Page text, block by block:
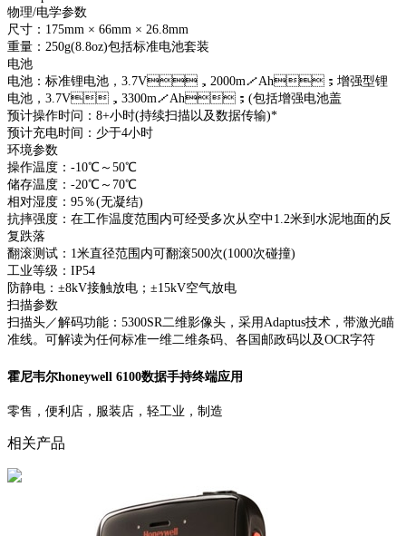
物理/电学参数
尺寸：175mm × 66mm × 26.8mm
重量：250g(8.8oz)包括标准电池套装
电池
电池：标准锂电池，3.7V，2000m／Ah；增强型锂
电池，3.7V，3300m／Ah；(包括增强电池盖
预计操作时问：8+小时(持续扫描以及数据传输)*
预计充电时间：少于4小时
环境参数
操作温度：-10℃～50℃
储存温度：-20℃～70℃
相对湿度：95％(无凝结)
抗摔强度：在工作温度范围内可经受多次从空中1.2米到水泥地面的反
复跌落
翻滚测试：1米直径范围内可翻滚500次(1000次碰撞)
工业等级：IP54
防静电：±8kV接触放电；±15kV空气放电
扫描参数
扫描头／解码功能：5300SR二维影像头，采用Adaptus技术，带激光瞄
准线。可解读为任何标准一维二维条码、各国邮政码以及OCR字符
霍尼韦尔honeywell 6100数据手持终端应用
零售，便利店，服装店，轻工业，制造
相关产品